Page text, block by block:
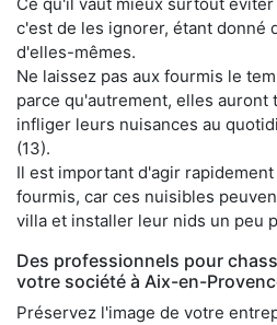
Ce qu'il vaut mieux surtout
c'est de les ignorer, étant donné
d'elles-mêmes.
Ne laissez pas aux fourmis le
parce qu'autrement, elles auront
infliger leurs nuisances au
(13).
Il est important d'agir
fourmis, car ces nuisibles
villa et installer leur nids un peu
Des professionnels pour
votre société à Aix-en-
Préservez l'image de votre